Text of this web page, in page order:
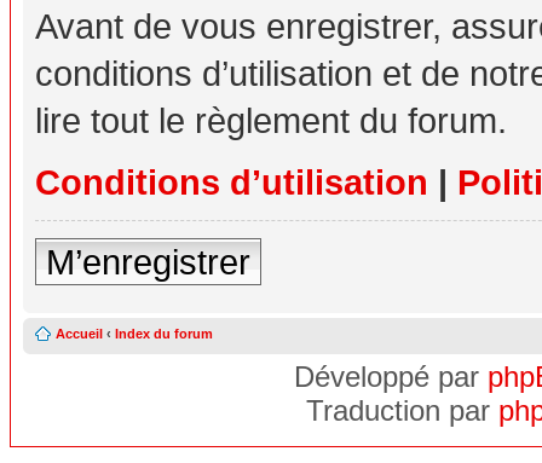
Avant de vous enregistrer,
conditions d’utilisation et de
lire tout le règlement du forum.
Conditions d’utilisation |
M’enregistrer
Accueil ‹ Index du forum
Développé par
Traduction par